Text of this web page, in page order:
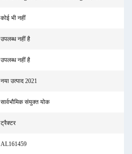
कोई भी नहीं
उपलब्ध नहीं है
उपलब्ध नहीं है
नया उत्पाद 2021
सार्वभौमिक संयुक्त योक
ट्रैक्टर
AL161459